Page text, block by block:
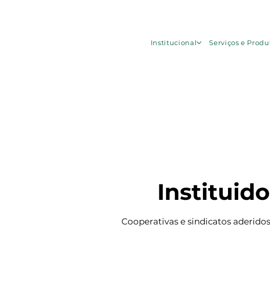
Institucional Serviços e
Cooperativas e sindicatos